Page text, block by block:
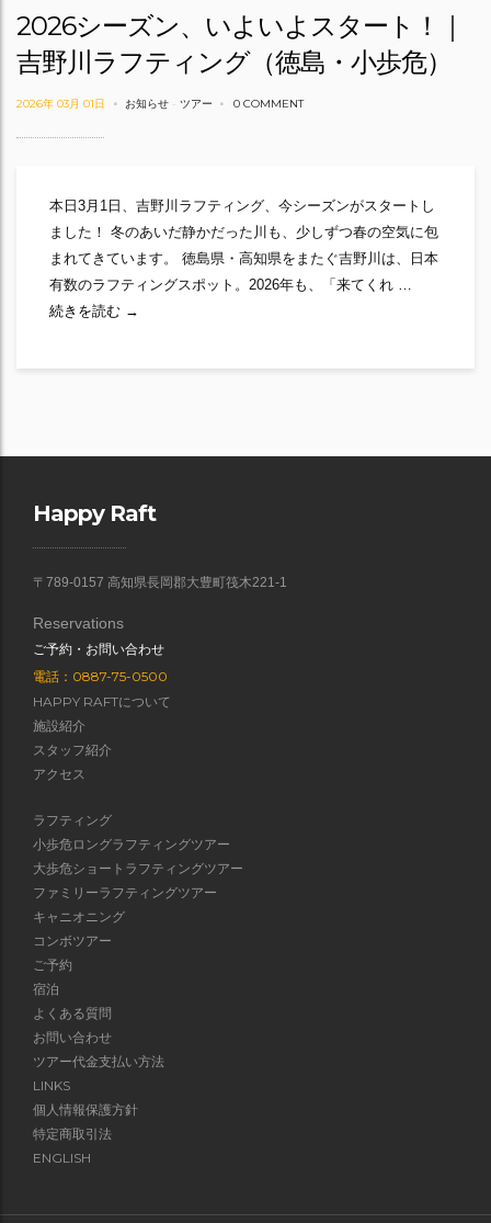
2026シーズン、いよいよスタート！｜
吉野川ラフティング（徳島・小歩危）
2026年 03月 01日 お知らせ - ツアー 0 COMMENT
本日3月1日、吉野川ラフティング、今シーズンがスタートし
ました！ 冬のあいだ静かだった川も、少しずつ春の空気に包
まれてきています。 徳島県・高知県をまたぐ吉野川は、日本
有数のラフティングスポット。2026年も、「来てくれ …
続きを読む 2026シーズン、いよいよスタート！｜吉野川ラフティン
→
Happy Raft
〒789-0157 高知県長岡郡大豊町筏木221-1
Reservations
ご予約・お問い合わせ
電話：0887-75-0500
HAPPY RAFTについて
施設紹介
スタッフ紹介
アクセス
ラフティング
小歩危ロングラフティングツアー
大歩危ショートラフティングツアー
ファミリーラフティングツアー
キャニオニング
コンボツアー
ご予約
宿泊
よくある質問
お問い合わせ
ツアー代金支払い方法
LINKS
個人情報保護方針
特定商取引法
ENGLISH